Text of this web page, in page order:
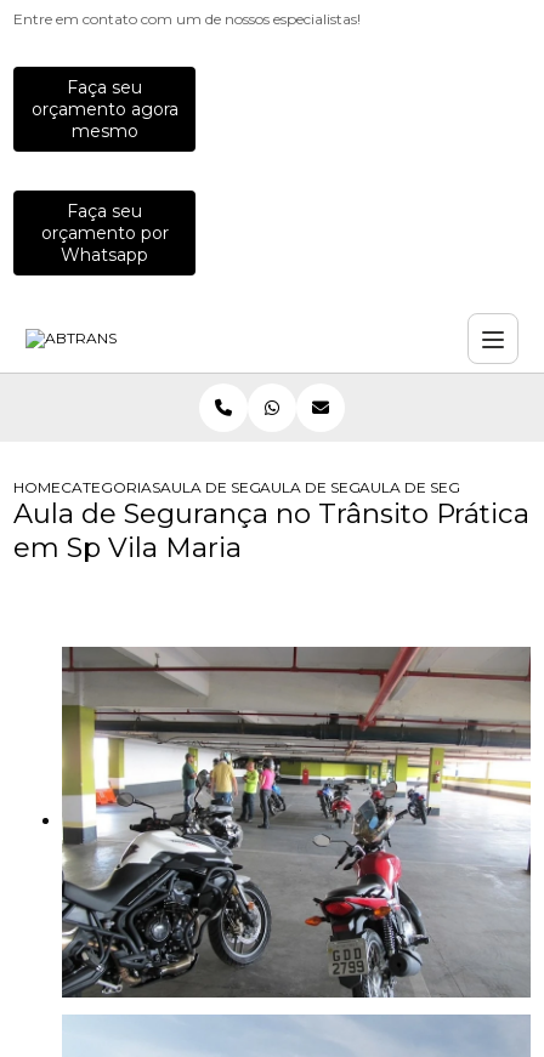
Entre em contato com um de nossos especialistas!
Faça seu
orçamento agora
mesmo
Faça seu
orçamento por
Whatsapp
HOMECATEGORIASAULA DE SEGURANCA NO TRANSITO
AULA DE SEGURANCA NO TRANSITO
AULA DE SEGURANCA
Aula de Segurança no Trânsito Prática
em Sp Vila Maria